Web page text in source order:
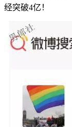
经突破4亿！